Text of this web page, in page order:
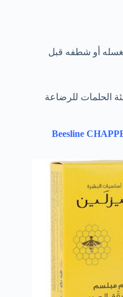
أو شطفه قبل
الحلمات للرضاعة
Beesline